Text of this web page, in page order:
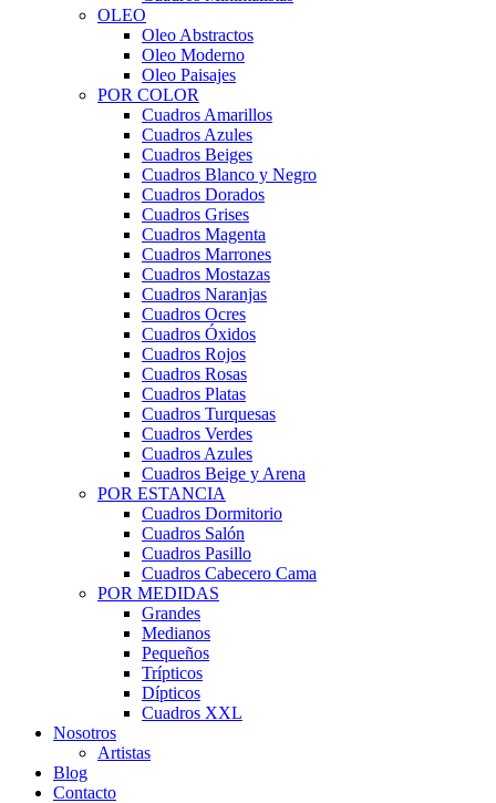
OLEO
Oleo Abstractos
Oleo Moderno
Oleo Paisajes
POR COLOR
Cuadros Amarillos
Cuadros Azules
Cuadros Beiges
Cuadros Blanco y Negro
Cuadros Dorados
Cuadros Grises
Cuadros Magenta
Cuadros Marrones
Cuadros Mostazas
Cuadros Naranjas
Cuadros Ocres
Cuadros Óxidos
Cuadros Rojos
Cuadros Rosas
Cuadros Platas
Cuadros Turquesas
Cuadros Verdes
Cuadros Azules
Cuadros Beige y Arena
POR ESTANCIA
Cuadros Dormitorio
Cuadros Salón
Cuadros Pasillo
Cuadros Cabecero Cama
POR MEDIDAS
Grandes
Medianos
Pequeños
Trípticos
Dípticos
Cuadros XXL
Nosotros
Artistas
Blog
Contacto